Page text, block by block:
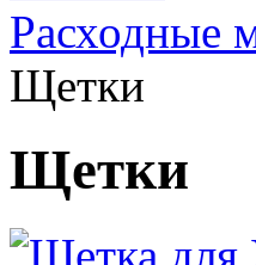
Расходные
Щетки
Щетки